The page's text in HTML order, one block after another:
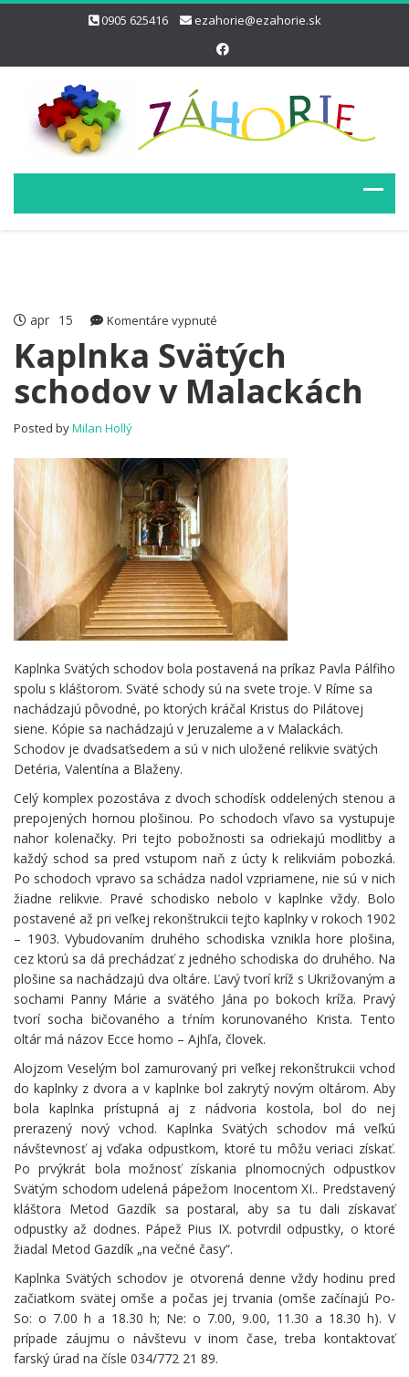
0905 625416 ezahorie@ezahorie.sk
apr 15 Komentáre vypnuté
Svätých
schodov
v
Kaplnka Svätých
schodov v Malackách
Posted byMilan Hollý
Kaplnka Svätých schodov bola postavená na príkaz Pavla Pálfiho
spolu s kláštorom. Sväté schody sú na svete troje. V Ríme sa
nachádzajú pôvodné, po ktorých kráčal Kristus do Pilátovej
siene. Kópie sa nachádzajú v Jeruzaleme a v Malackách.
Schodov je dvadsaťsedem a sú v nich uložené relikvie svätých
Detéria, Valentína a Blaženy.
Celý komplex pozostáva z dvoch schodísk oddelených stenou a
prepojených hornou plošinou. Po schodoch vľavo sa vystupuje
nahor kolenačky. Pri tejto pobožnosti sa odriekajú modlitby a
každý schod sa pred vstupom naň z úcty k relikviám pobozká.
Po schodoch vpravo sa schádza nadol vzpriamene, nie sú v nich
žiadne relikvie. Pravé schodisko nebolo v kaplnke vždy. Bolo
postavené až pri veľkej rekonštrukcii tejto kaplnky v rokoch 1902
– 1903. Vybudovaním druhého schodiska vznikla hore plošina,
cez ktorú sa dá prechádzať z jedného schodiska do druhého. Na
plošine sa nachádzajú dva oltáre. Ľavý tvorí kríž s Ukrižovaným a
sochami Panny Márie a svätého Jána po bokoch kríža. Pravý
tvorí socha bičovaného a tŕním korunovaného Krista. Tento
oltár má názov Ecce homo – Ajhľa, človek.
Alojzom Veselým bol zamurovaný pri veľkej rekonštrukcii vchod
do kaplnky z dvora a v kaplnke bol zakrytý novým oltárom. Aby
bola kaplnka prístupná aj z nádvoria kostola, bol do nej
prerazený nový vchod. Kaplnka Svätých schodov má veľkú
návštevnosť aj vďaka odpustkom, ktoré tu môžu veriaci získať.
Po prvýkrát bola možnosť získania plnomocných odpustkov
Svätým schodom udelená pápežom Inocentom XI.. Predstavený
kláštora Metod Gazdík sa postaral, aby sa tu dali získavať
odpustky až dodnes. Pápež Pius IX. potvrdil odpustky, o ktoré
žiadal Metod Gazdík „na večné časy“.
Kaplnka Svätých schodov je otvorená denne vždy hodinu pred
začiatkom svätej omše a počas jej trvania (omše začínajú Po-
So: o 7.00 h a 18.30 h; Ne: o 7.00, 9.00, 11.30 a 18.30 h). V
prípade záujmu o návštevu v inom čase, treba kontaktovať
farský úrad na čísle 034/772 21 89.